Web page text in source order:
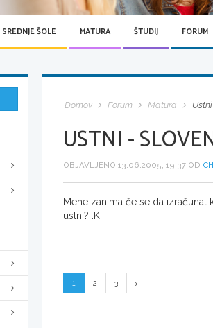
SREDNJE ŠOLE MATURA ŠTUDIJ FORUM
Domov Forum Matura
USTNI -
OBJAVLJENO 13.06.2005, 19:37 OD
Mene zanima če se da
ustni? :K
1 2 3